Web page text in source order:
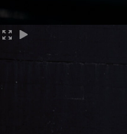
갤러리
하는 자동차를 사진